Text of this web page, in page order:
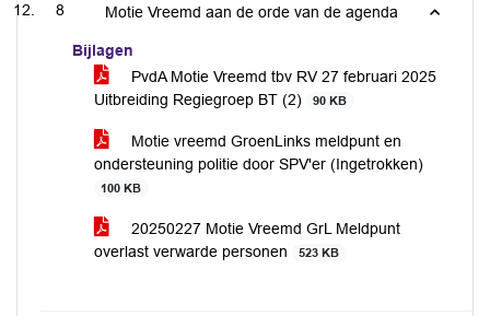
8 Motie Vreemd aan de orde van de agenda
Bijlagen
PvdA Motie Vreemd tbv RV 27 februari 2025
Uitbreiding Regiegroep BT (2)
90 KB
Motie vreemd GroenLinks meldpunt en
ondersteuning politie door SPV'er (Ingetrokken)
100 KB
20250227 Motie Vreemd GrL Meldpunt
overlast verwarde personen
523 KB